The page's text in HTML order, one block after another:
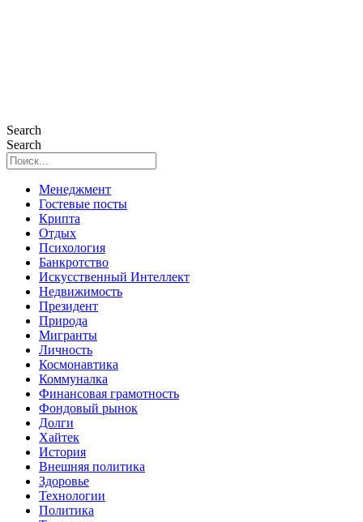
Search
Search
Менеджмент
Гостевые посты
Крипта
Отдых
Психология
Банкротство
Искусственный Интеллект
Недвижимость
Президент
Природа
Мигранты
Личность
Космонавтика
Коммуналка
Финансовая грамотность
Фондовый рынок
Долги
Хайтек
История
Внешняя политика
Здоровье
Технологии
Политика